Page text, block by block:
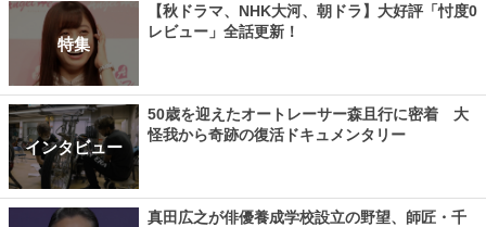
特集
【秋ドラマ、NHK大河、朝ドラ】大好評「忖度0
レビュー」全話更新！
インタビュー
50歳を迎えたオートレーサー森且行に密着 大
怪我から奇跡の復活ドキュメンタリー
真田広之が俳優養成学校設立の野望、師匠・千